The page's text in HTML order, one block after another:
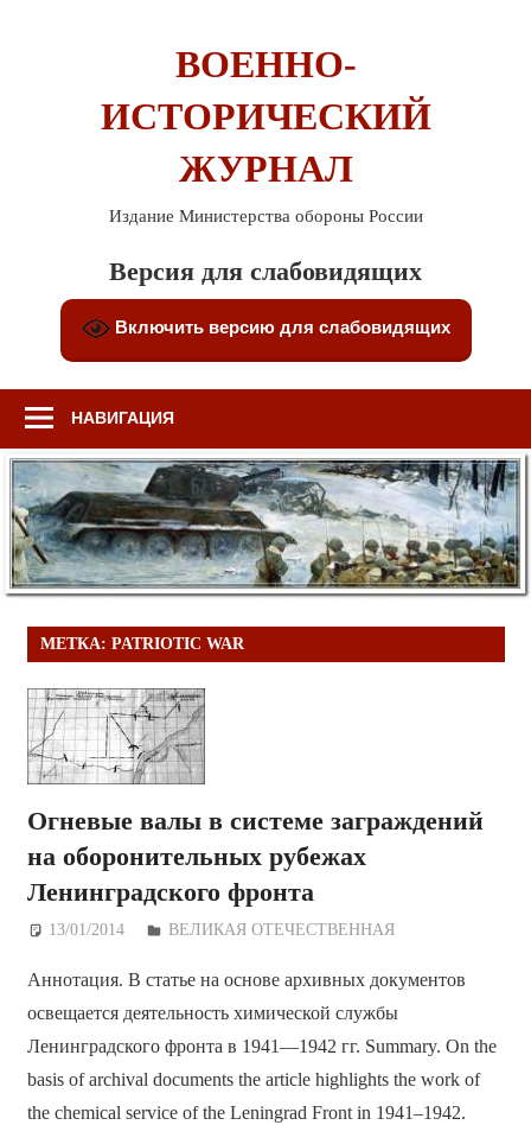
ВОЕННО-
ИСТОРИЧЕСКИЙ
ЖУРНАЛ
Издание Министерства обороны России
Версия для слабовидящих
Включить версию для слабовидящих
НАВИГАЦИЯ
МЕТКА: PATRIOTIC WAR
Огневые валы в системе заграждений
на оборонительных рубежах
Ленинградского фронта
13/01/2014 Дежурный по Редакции
ВЕЛИКАЯ ОТЕЧЕСТВЕННАЯ
Аннотация. В статье на основе архивных документов
освещается деятельность химической службы
Ленинградского фронта в 1941—1942 гг. Summary. On the
basis of archival documents the article highlights the work of
the chemical service of the Leningrad Front in 1941–1942.